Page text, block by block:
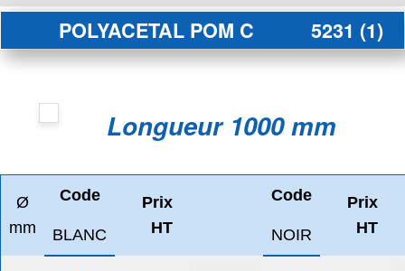
POLYACETAL POM C 5231 (1)
Longueur 1000 mm
Ø
mm
Code
Prix
HT
Code
Prix
HT
BLANC NOIR